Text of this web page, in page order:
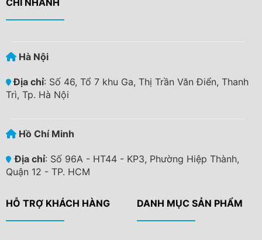
CHI NHÁNH
Hà Nội
Địa chỉ: Số 46, Tổ 7 khu Ga, Thị Trần Văn Điển, Thanh
Trì, Tp. Hà Nội
Hồ Chí Minh
Địa chỉ: Số 96A - HT44 - KP3, Phường Hiệp Thành,
Quận 12 - TP. HCM
HỖ TRỢ KHÁCH HÀNG DANH MỤC SẢN PHẨM